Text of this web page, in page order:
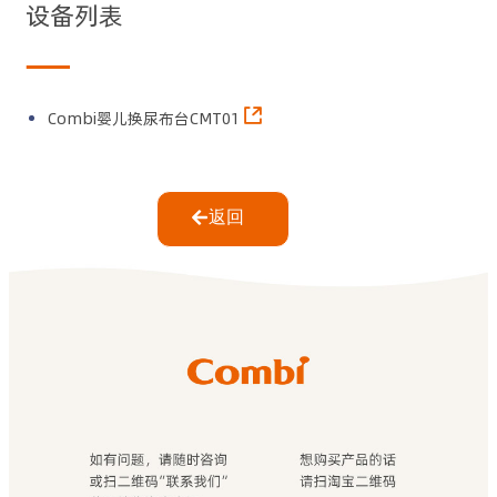
设备列表
Combi婴儿换尿布台CMT01
返回